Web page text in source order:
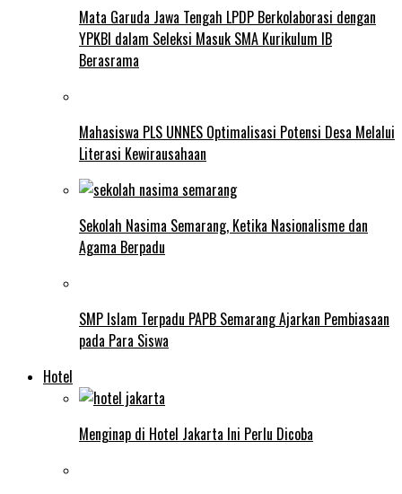
Mata Garuda Jawa Tengah LPDP Berkolaborasi dengan
YPKBI dalam Seleksi Masuk SMA Kurikulum IB
Berasrama
Mahasiswa PLS UNNES Optimalisasi Potensi Desa Melalui
Literasi Kewirausahaan
Sekolah Nasima Semarang, Ketika Nasionalisme dan
Agama Berpadu
SMP Islam Terpadu PAPB Semarang Ajarkan Pembiasaan
pada Para Siswa
Hotel
Menginap di Hotel Jakarta Ini Perlu Dicoba